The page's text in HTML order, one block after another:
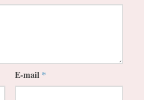
E-mail *